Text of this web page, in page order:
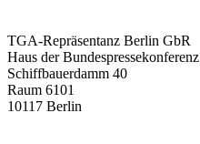
TGA-Repräsentanz Berlin GbR
Haus der Bundespressekonferenz
Schiffbauerdamm 40
Raum 6101
10117 Berlin